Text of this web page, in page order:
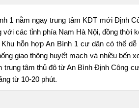
1 nằm ngay trung tâm KĐT mới Định
với các tỉnh phía Nam Hà Nội, đồng
hỗn hợp An Bình 1 cư dân có thể
giao thông huyết mạch và nhiều
tâm thủ đô từ An Bình Định Công
từ 10-20 phút.